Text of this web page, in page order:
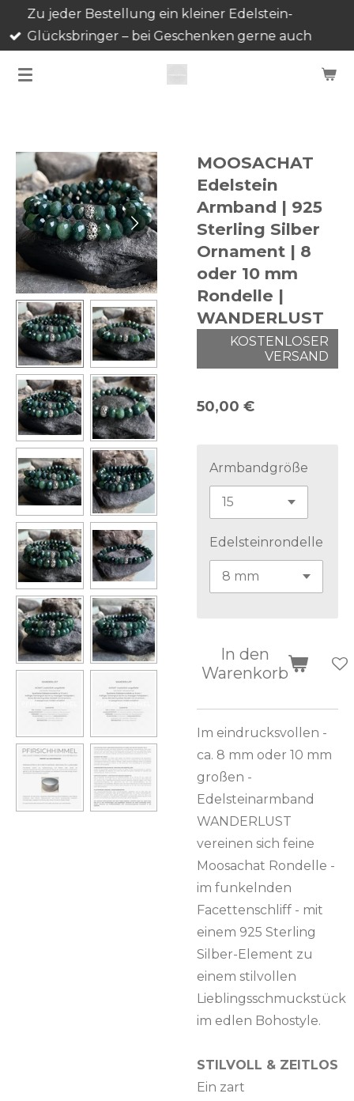
Zum
Hauptinhalt
Zu jeder Bestellung ein kleiner Edelstein-
Glücksbringer – bei Geschenken gerne auch
MOOSACHAT
Edelstein
Armband | 925
Sterling Silber
Ornament | 8
oder 10 mm
Rondelle |
WANDERLUST
KOSTENLOSER
VERSAND
50,00 €
Armbandgröße
Edelsteinrondelle
In den
Warenkorb
Im eindrucksvollen -
ca. 8 mm oder 10 mm
großen -
Edelsteinarmband
WANDERLUST
vereinen sich feine
Moosachat Rondelle -
im funkelnden
Facettenschliff - mit
einem 925 Sterling
Silber-Element zu
einem stilvollen
Lieblingsschmuckstück
im edlen Bohostyle.
STILVOLL & ZEITLOS
Ein zart